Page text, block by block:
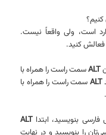
است، ولی واقعاً نیست.
کنید.
ALTسمت راست را همراه با
ALT سمت راست را همراه با
بنویسید، ابتدا ALT